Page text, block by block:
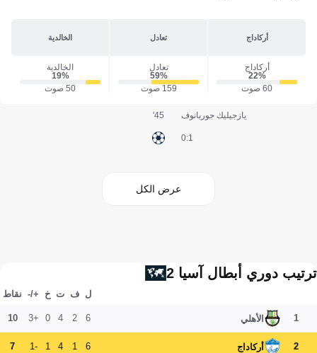
أركاداج تعادل الخالدية
أركاداج
22‎%‎
60 صوت
تعادل
59‎%‎
159 صوت
الخالدية
19‎%‎
50 صوت
يازجيليك جوربانوف
1:0
45'
عرض الكل
ترتيب دوري أبطال آسيا 2
ل ف ت خ +/- نقاط
1 الأهلي 6
2
4
0
+3
10
2 أركاداج 6
1
4
1
-1
7